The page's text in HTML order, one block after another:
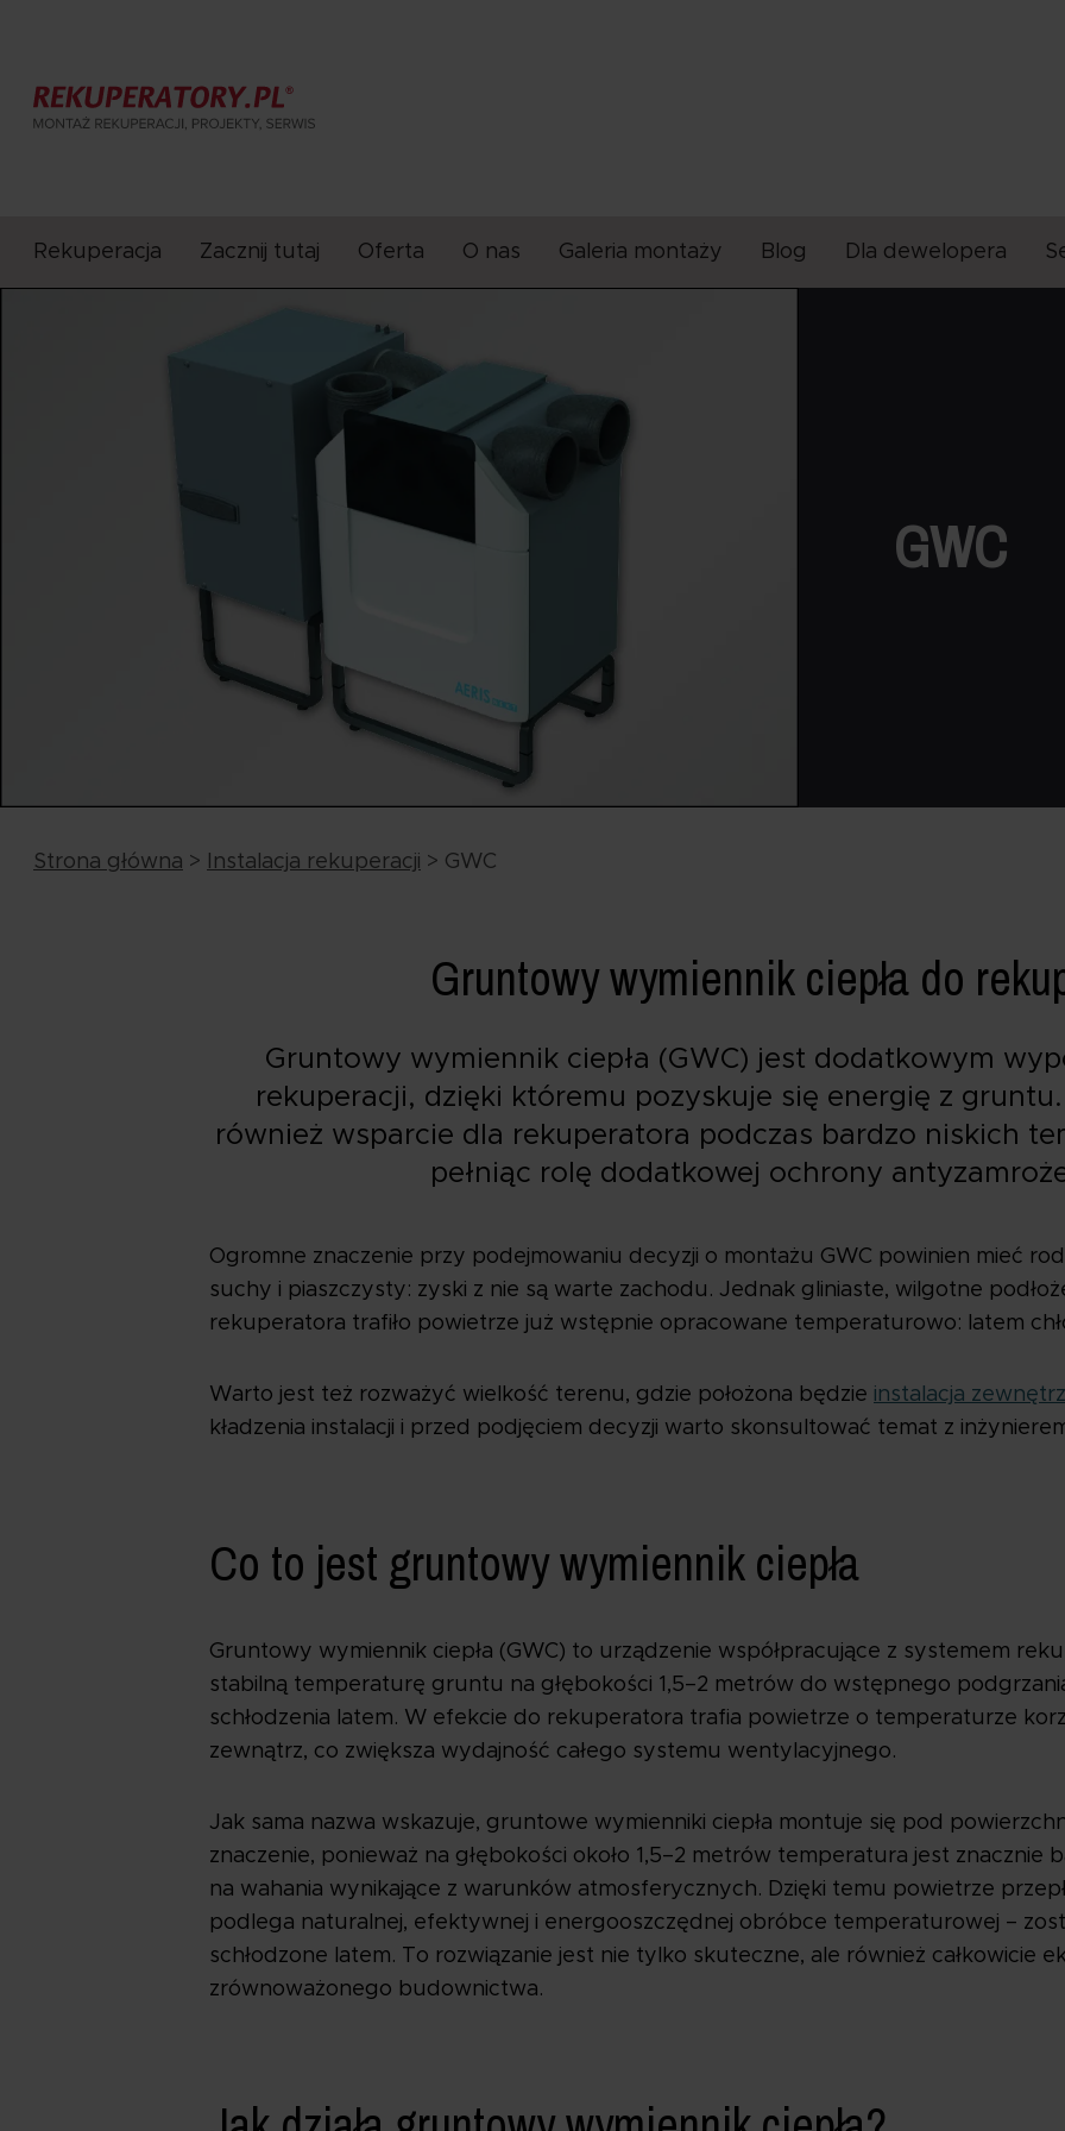
Rekuperacja Zacznij tutaj Oferta O nas Galeria montaży Blog Dla dewelopera
GWC
Strona główna > Instalacja rekuperacji > GWC
Gruntowy wymiennik ciepła do
Gruntowy wymiennik ciepła (GWC) jest dodatkowym
rekuperacji, dzięki któremu pozyskuje się energię z
również wsparcie dla rekuperatora podczas bardzo niskich
pełniąc rolę dodatkowej ochrony
Ogromne znaczenie przy podejmowaniu decyzji o montażu GWC powinien mieć
suchy i piaszczysty: zyski z nie są warte zachodu. Jednak gliniaste, wilgotne
rekuperatora trafiło powietrze już wstępnie opracowane temperaturowo: latem
Warto jest też rozważyć wielkość terenu, gdzie położona będzie instalacja
kładzenia instalacji i przed podjęciem decyzji warto skonsultować temat z
Co to jest gruntowy wymiennik ciepła
Gruntowy wymiennik ciepła (GWC) to urządzenie współpracujące z systemem
stabilną temperaturę gruntu na głębokości 1,5–2 metrów do wstępnego
schłodzenia latem. W efekcie do rekuperatora trafia powietrze o temperaturze
zewnątrz, co zwiększa wydajność całego systemu wentylacyjnego.
Jak sama nazwa wskazuje, gruntowe wymienniki ciepła montuje się pod
znaczenie, ponieważ na głębokości około 1,5–2 metrów temperatura jest znacznie
na wahania wynikające z warunków atmosferycznych. Dzięki temu powietrze
podlega naturalnej, efektywnej i energooszczędnej obróbce temperaturowej –
schłodzone latem. To rozwiązanie jest nie tylko skuteczne, ale również całkowicie
zrównoważonego budownictwa.